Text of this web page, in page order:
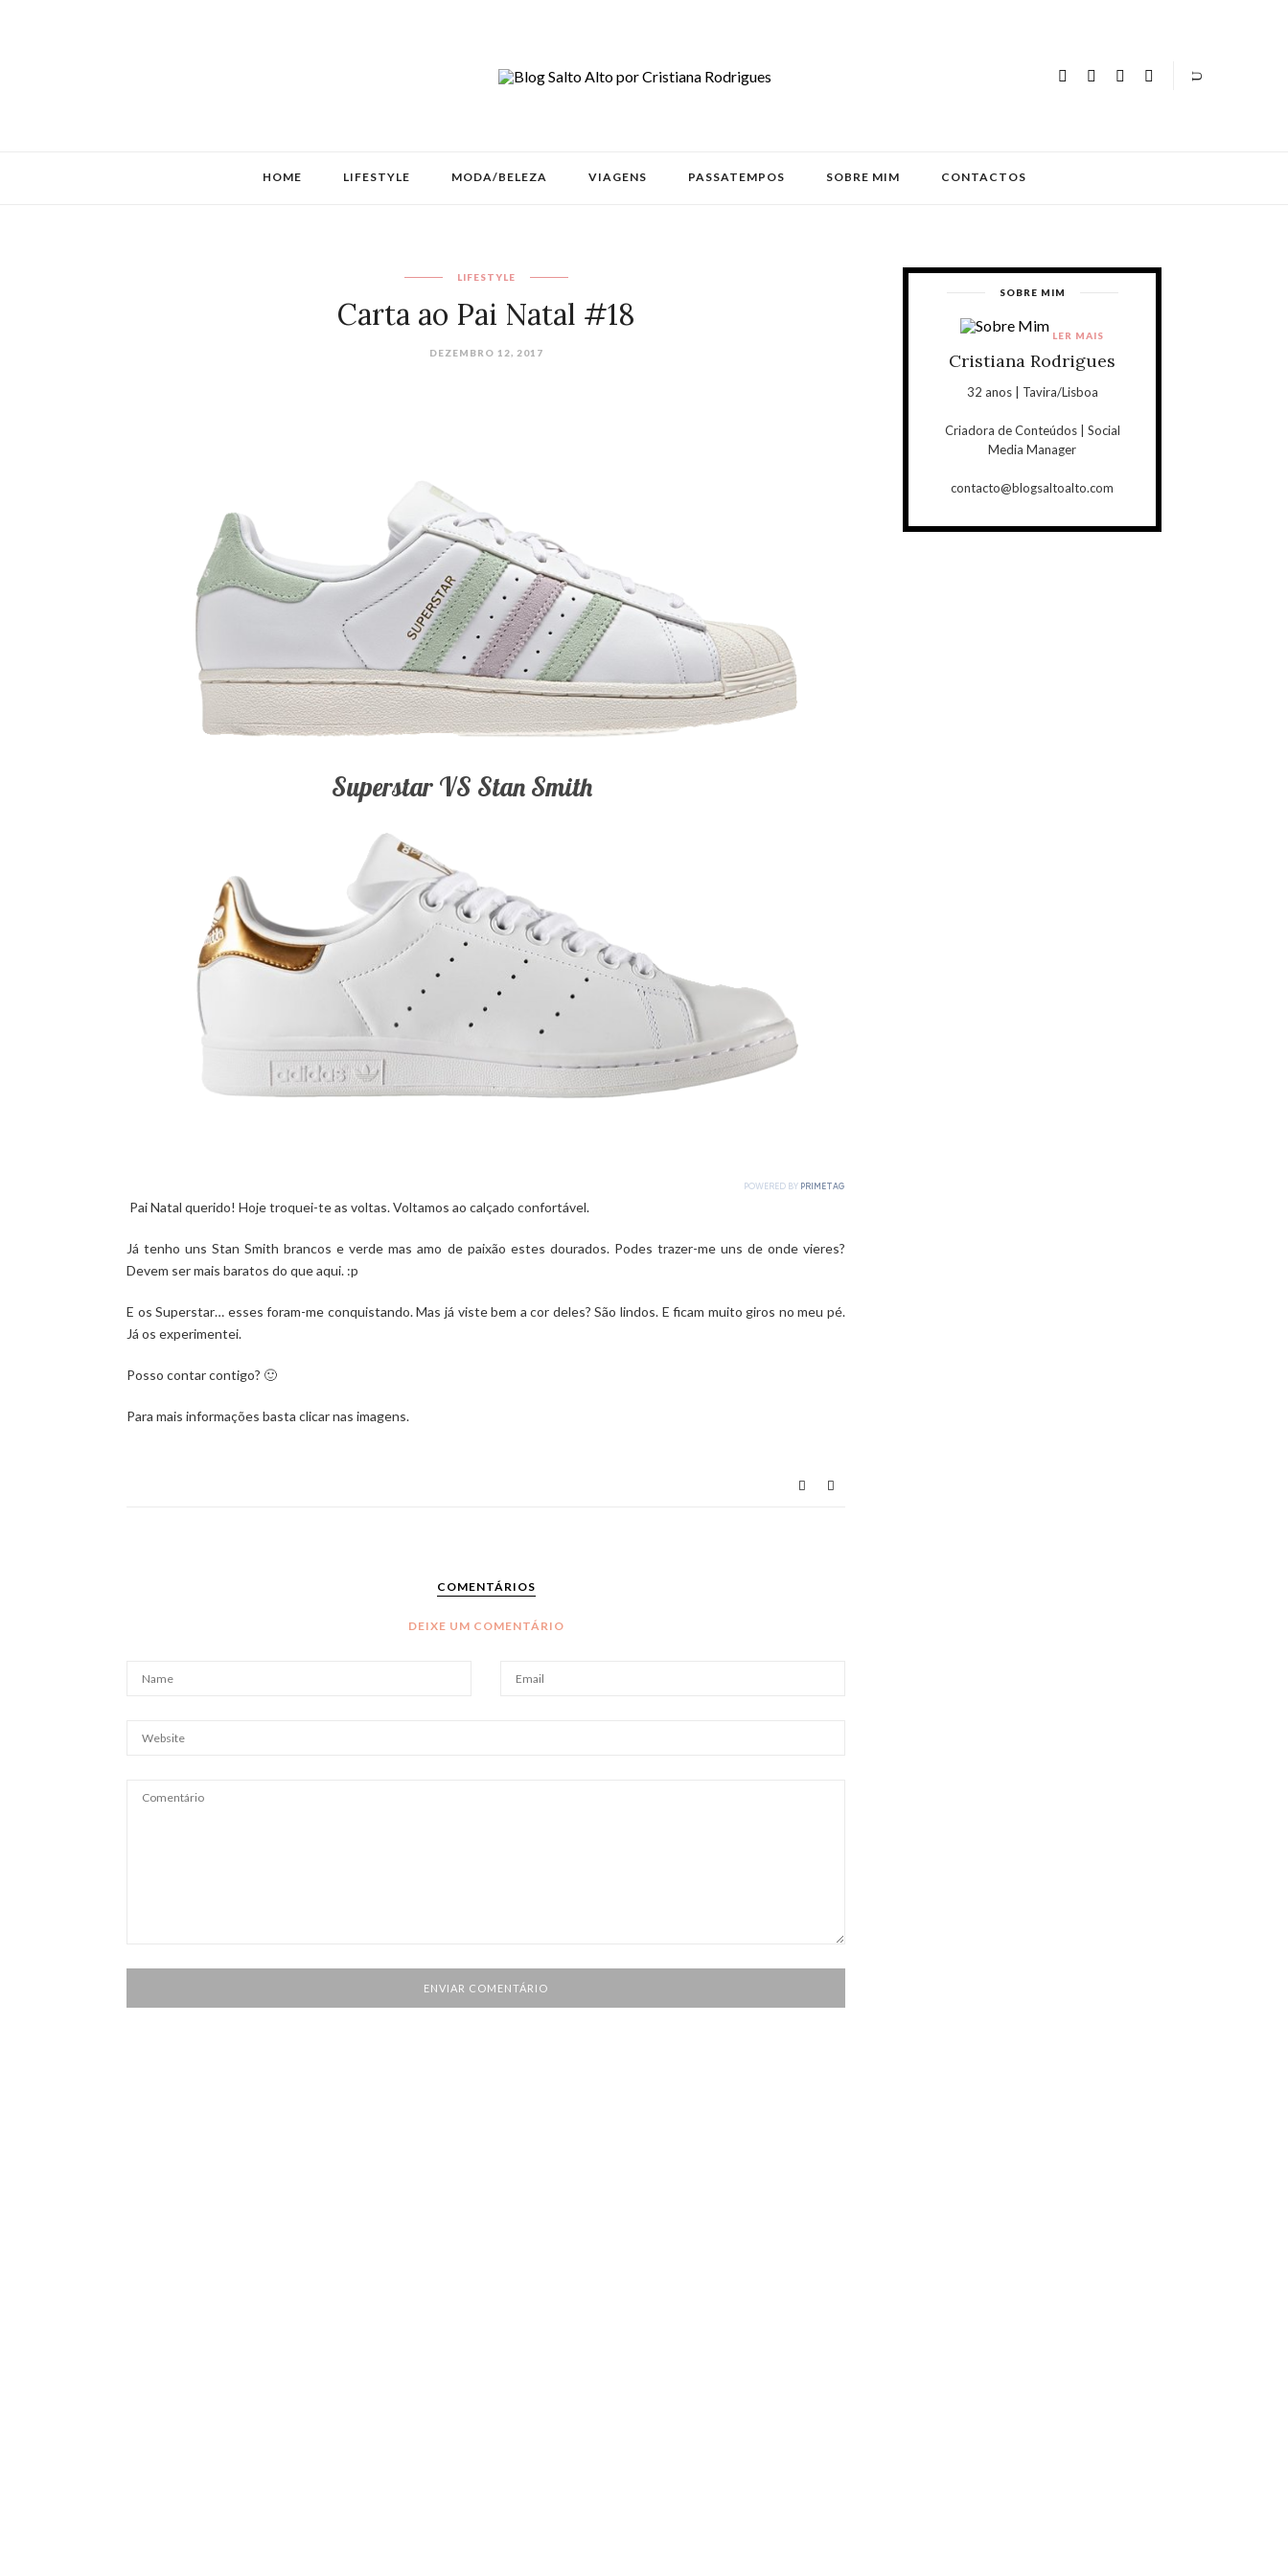
HOME LIFESTYLE MODA/BELEZA VIAGENS PASSATEMPOS SOBRE MIM CONTACTOS
LIFESTYLE
Carta ao Pai Natal #18
DEZEMBRO 12, 2017
Pai Natal querido! Hoje troquei-te as voltas. Voltamos ao calçado confortável.
Já tenho uns Stan Smith brancos e verde mas amo de paixão estes dourados. Podes trazer-me uns de onde vieres?
Devem ser mais baratos do que aqui. :p
E os Superstar… esses foram-me conquistando. Mas já viste bem a cor deles? São lindos. E ficam muito giros no meu pé.
Já os experimentei.
Posso contar contigo? 🙂
Para mais informações basta clicar nas imagens.
COMENTÁRIOS
DEIXE UM COMENTÁRIO
SOBRE MIM
Cristiana Rodrigues
32 anos | Tavira/Lisboa
Criadora de Conteúdos | Social
Media Manager
contacto@blogsaltoalto.com
LER MAIS